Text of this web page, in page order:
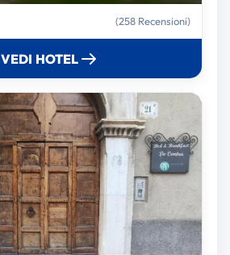
(258 Recensioni)
VEDI HOTEL